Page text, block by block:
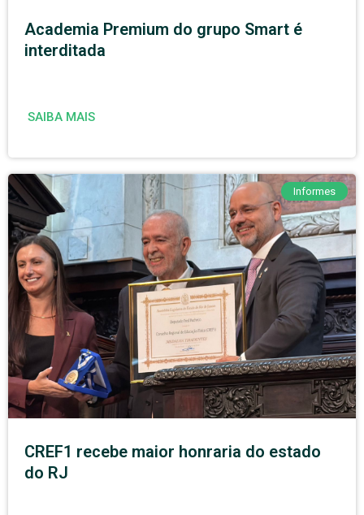
Academia Premium do grupo Smart é
interditada
SAIBA MAIS
Informes
CREF1 recebe maior honraria do estado
do RJ